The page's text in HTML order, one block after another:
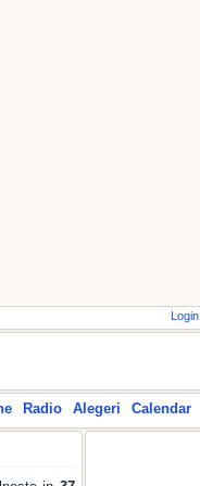
Login
Radio Alegeri Calendar